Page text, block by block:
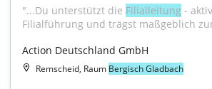
"...Du unterstützt die Filialleitung -
Filialführung und trägst maßgeblich
Action Deutschland GmbH
Remscheid, Raum Bergisch Gladbach